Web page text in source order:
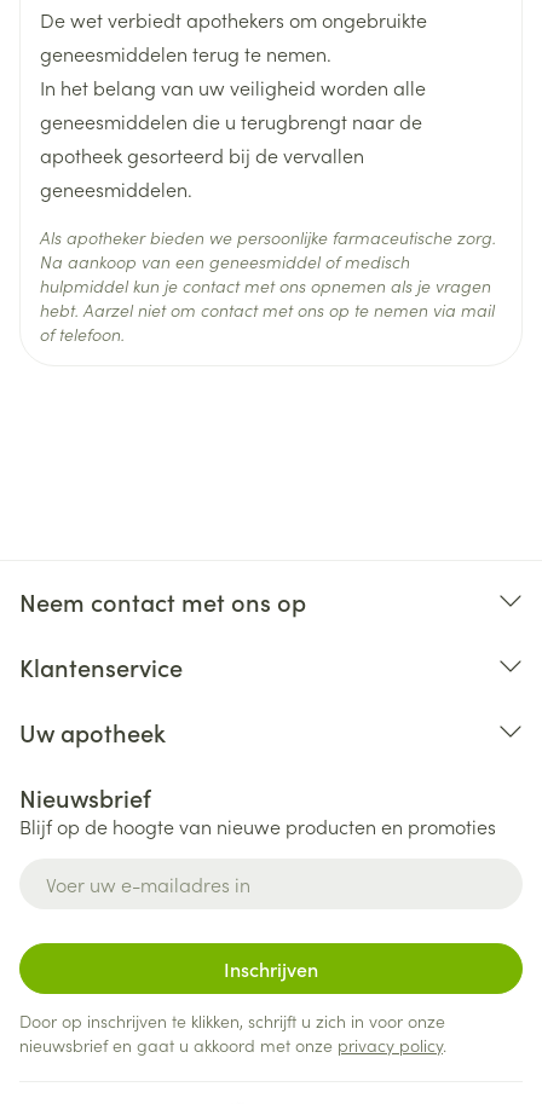
Behoud Kamertemperatuur (15°C - 25°C)
De wet verbiedt apothekers om ongebruikte
geneesmiddelen terug te nemen.
In het belang van uw veiligheid worden alle
geneesmiddelen die u terugbrengt naar de
apotheek gesorteerd bij de vervallen
geneesmiddelen.
Als apotheker bieden we persoonlijke farmaceutische zorg.
Na aankoop van een geneesmiddel of medisch
hulpmiddel kun je contact met ons opnemen als je vragen
hebt. Aarzel niet om contact met ons op te nemen via mail
of telefoon.
Neem contact met ons op
Klantenservice
Uw apotheek
Nieuwsbrief
Blijf op de hoogte van nieuwe producten en promoties
Inschrijven
Door op inschrijven te klikken, schrijft u zich in voor onze
nieuwsbrief en gaat u akkoord met onze privacy policy.